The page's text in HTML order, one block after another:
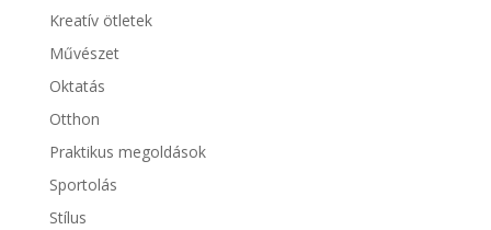
Kreatív ötletek
Művészet
Oktatás
Otthon
Praktikus megoldások
Sportolás
Stílus